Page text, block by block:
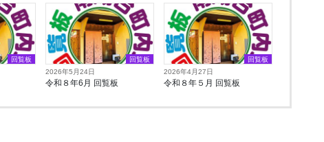
回覧板
回覧板
2026年5月24日
令和８年6月 回覧板
回覧板
2026年4月27日
令和８年５月 回覧板